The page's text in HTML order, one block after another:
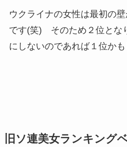
ウクライナの女性は最初の
です(笑) そのため２位とな
にしないのであれば１位かも
旧ソ連美女ランキング